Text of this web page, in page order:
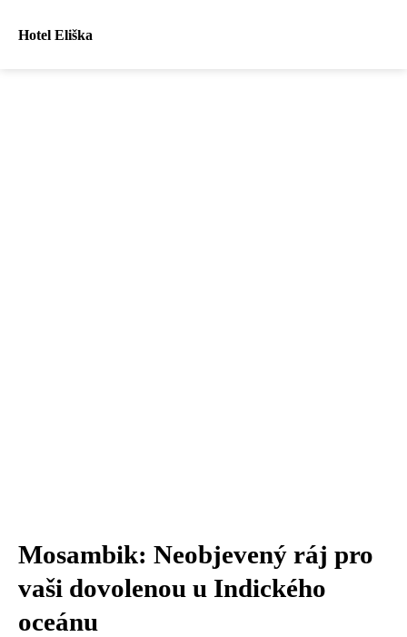
Hotel Eliška
Mosambik: Neobjevený ráj pro
vaši dovolenou u Indického
oceánu